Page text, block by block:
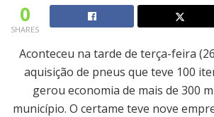
0
SHARES
Aconteceu na tarde de terça-feira
aquisição de pneus que teve 100
gerou economia de mais de 300
município. O certame teve nove